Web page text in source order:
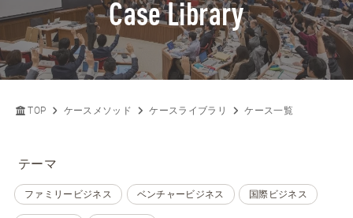
Case Library
TOP ケースメソッド ケースライブラリ ケース一覧
テーマ
ファミリービジネス ベンチャービジネス 国際ビジネス